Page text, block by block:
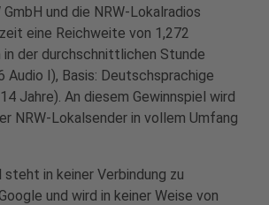
GmbH und die NRW-Lokalradios
eine Reichweite von 1,272
in der durchschnittlichen Stunde
Audio I), Basis: Deutschsprachige
Jahre). An diesem Gewinnspiel wird
NRW-Lokalsender in vollem Umfang
steht in keiner Verbindung zu
und wird in keiner Weise von